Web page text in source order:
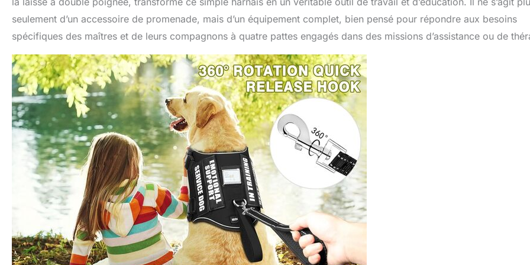
seulement d’un accessoire de promenade, mais d’un équipement complet, bien pensé pour répondre aux besoins
spécifiques des maîtres et de leurs compagnons à quatre pattes engagés dans des missions d’assistance ou de